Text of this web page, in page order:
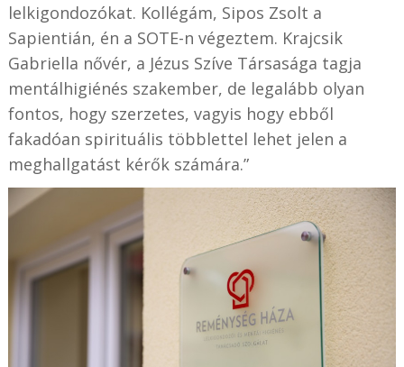
lelkigondozókat. Kollégám, Sipos Zsolt a
Sapientián, én a SOTE-n végeztem. Krajcsik
Gabriella nővér, a Jézus Szíve Társasága tagja
mentálhigiénés szakember, de legalább olyan
fontos, hogy szerzetes, vagyis hogy ebből
fakadóan spirituális többlettel lehet jelen a
meghallgatást kérők számára.”